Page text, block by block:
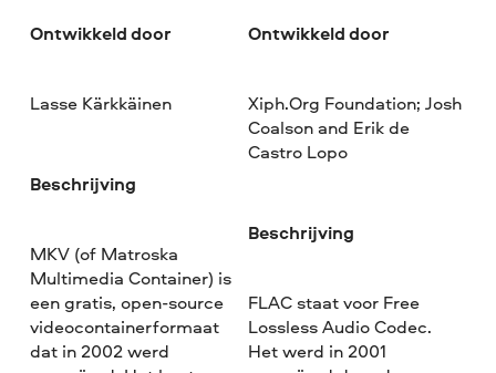
Ontwikkeld door
Lasse Kärkkäinen
Beschrijving
MKV (of Matroska
Multimedia Container) is
een gratis, open-source
videocontainerformaat
dat in 2002 werd
Ontwikkeld door
Xiph.Org Foundation; Josh
Coalson and Erik de
Castro Lopo
Beschrijving
FLAC staat voor Free
Lossless Audio Codec.
Het werd in 2001